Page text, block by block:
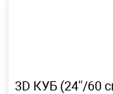
3D КУБ (24''/60